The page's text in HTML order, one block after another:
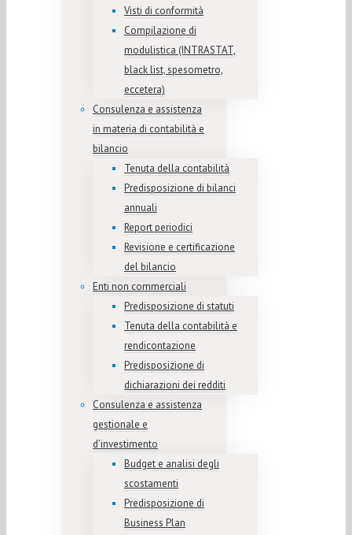
Visti di conformità
Compilazione di
modulistica (INTRASTAT,
black list, spesometro,
eccetera)
Consulenza e assistenza
in materia di contabilità e
bilancio
Tenuta della contabilità
Predisposizione di bilanci
annuali
Report periodici
Revisione e certificazione
del bilancio
Enti non commerciali
Predisposizione di statuti
Tenuta della contabilità e
rendicontazione
Predisposizione di
dichiarazioni dei redditi
Consulenza e assistenza
gestionale e
d’investimento
Budget e analisi degli
scostamenti
Predisposizione di
Business Plan